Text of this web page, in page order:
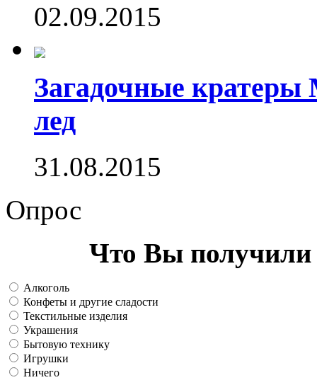
02.09.2015
Загадочные
лед
31.08.2015
Опрос
Что Вы получили
Алкоголь
Конфеты и другие сладости
Текстильные изделия
Украшения
Бытовую технику
Игрушки
Ничего